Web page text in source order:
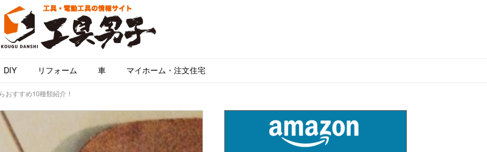
DIY リフォーム 車 マイホーム・注文住宅
おすすめ10種類紹介！